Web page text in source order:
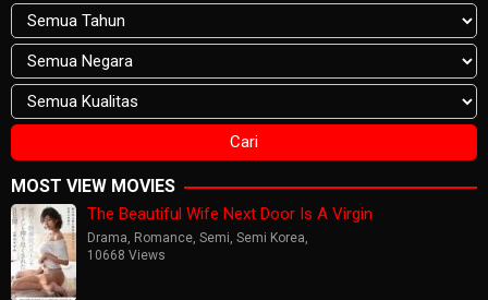
MOST VIEW MOVIES
The Beautiful Wife Next Door Is A Virgin
Drama, Romance, Semi, Semi Korea,
10668 Views